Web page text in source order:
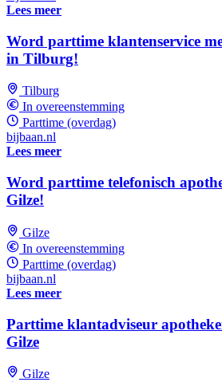
Lees meer
Word parttime klantenservice
in Tilburg!
Tilburg
In overeenstemming
Parttime (overdag)
bijbaan.nl
Lees meer
Word parttime telefonisch
Gilze!
Gilze
In overeenstemming
Parttime (overdag)
bijbaan.nl
Lees meer
Parttime klantadviseur
Gilze
Gilze